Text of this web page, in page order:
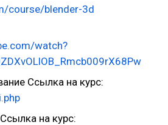
course/blender-3d
watch?
Ссылка на курс:
на курс: